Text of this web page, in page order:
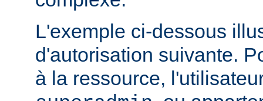
L'exemple ci-dessous
d'autorisation suivante.
à la ressource,